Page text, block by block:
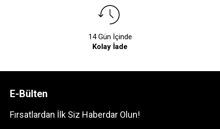
14 Gün İçinde
Kolay İade
E-Bülten
Fırsatlardan İlk Siz Haberdar Olun!